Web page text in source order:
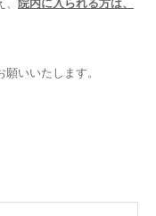
いいたします。